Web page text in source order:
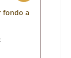
fondo a